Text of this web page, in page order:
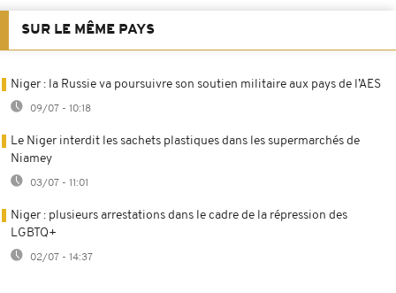
SUR LE MÊME PAYS
Niger : la Russie va poursuivre son soutien militaire aux pays de l’AES
09/07 - 10:18
Le Niger interdit les sachets plastiques dans les supermarchés de
Niamey
03/07 - 11:01
Niger : plusieurs arrestations dans le cadre de la répression des
LGBTQ+
02/07 - 14:37